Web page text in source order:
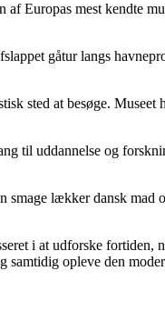
Europas mest kendte
gåtur langs
sted at besøge.
til uddannelse og
lækker dansk
i at udforske
opleve den